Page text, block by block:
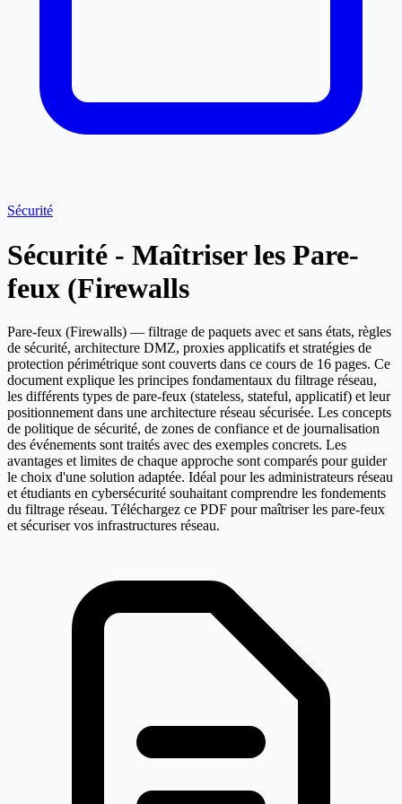
Sécurité
Sécurité - Maîtriser les Pare-
feux (Firewalls
Pare-feux (Firewalls) — filtrage de paquets avec et sans états, règles
de sécurité, architecture DMZ, proxies applicatifs et stratégies de
protection périmétrique sont couverts dans ce cours de 16 pages. Ce
document explique les principes fondamentaux du filtrage réseau,
les différents types de pare-feux (stateless, stateful, applicatif) et leur
positionnement dans une architecture réseau sécurisée. Les concepts
de politique de sécurité, de zones de confiance et de journalisation
des événements sont traités avec des exemples concrets. Les
avantages et limites de chaque approche sont comparés pour guider
le choix d'une solution adaptée. Idéal pour les administrateurs réseau
et étudiants en cybersécurité souhaitant comprendre les fondements
du filtrage réseau. Téléchargez ce PDF pour maîtriser les pare-feux
et sécuriser vos infrastructures réseau.